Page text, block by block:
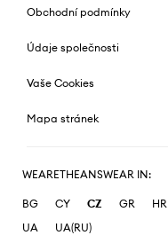
Obchodní podmínky
Údaje společnosti
Vaše Cookies
Mapa stránek
WEARETHEANSWEAR IN:
BG CY CZ GR HR
UA
UA(RU)